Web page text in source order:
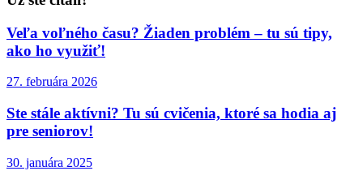
Veľa voľného času? Žiaden problém – tu sú tipy,
ako ho využiť!
27. februára 2026
Ste stále aktívni? Tu sú cvičenia, ktoré sa hodia aj
pre seniorov!
30. januára 2025